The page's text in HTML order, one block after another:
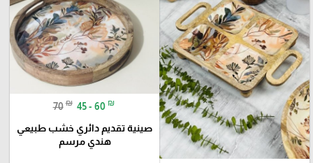
70 ₪ 45 - 60 ₪
صينية تقديم دائري خشب طبيعي
هندي مرسم